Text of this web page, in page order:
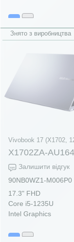
Знято з виробництва
X1702ZA-AU164
Залишити відгук
90NB0WZ1-M006P0
17.3" FHD
Core i5-1235U
Intel Graphics